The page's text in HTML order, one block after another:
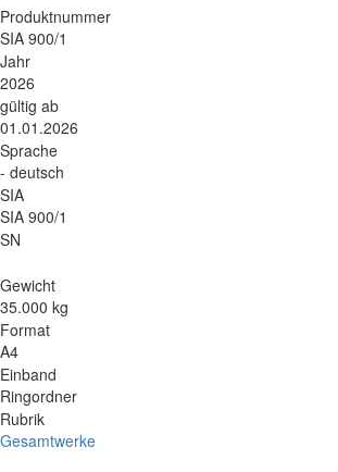
Produktnummer
SIA 900/1
Jahr
2026
gültig ab
01.01.2026
Sprache
- deutsch
SIA
SIA 900/1
SN
Gewicht
35.000 kg
Format
A4
Einband
Ringordner
Rubrik
Gesamtwerke